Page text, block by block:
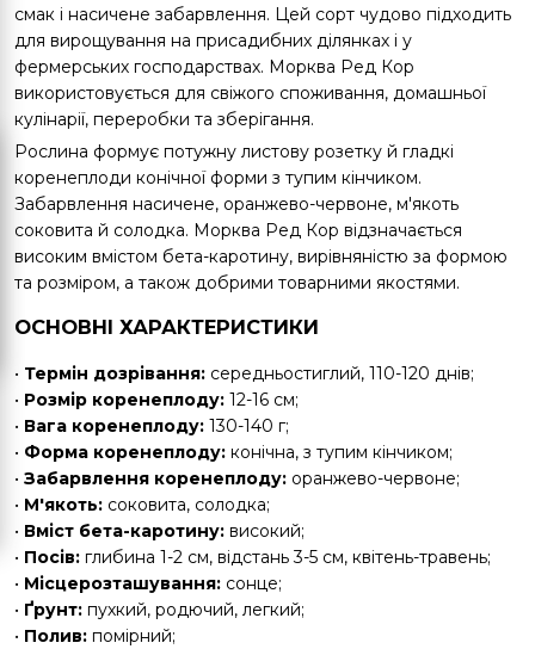
смак і насичене забарвлення. Цей сорт чудово підходить
для вирощування на присадибних ділянках і у
фермерських господарствах. Морква Ред Кор
використовується для свіжого споживання, домашньої
кулінарії, переробки та зберігання.
Рослина формує потужну листову розетку й гладкі
коренеплоди конічної форми з тупим кінчиком.
Забарвлення насичене, оранжево-червоне, м'якоть
соковита й солодка. Морква Ред Кор відзначається
високим вмістом бета-каротину, вирівняністю за формою
та розміром, а також добрими товарними якостями.
ОСНОВНІ ХАРАКТЕРИСТИКИ
• Термін дозрівання: середньостиглий, 110-120 днів;
• Розмір коренеплоду: 12-16 см;
• Вага коренеплоду: 130-140 г;
• Форма коренеплоду: конічна, з тупим кінчиком;
• Забарвлення коренеплоду: оранжево-червоне;
• М'якоть: соковита, солодка;
• Вміст бета-каротину: високий;
• Посів: глибина 1-2 см, відстань 3-5 см, квітень-травень;
• Місцерозташування: сонце;
• Ґрунт: пухкий, родючий, легкий;
• Полив: помірний;